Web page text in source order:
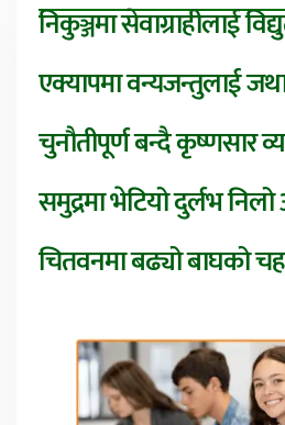
निकुञ्जमा सेवाग्राहीलाई
एक्यापमा वन्यजन्तुलाई
चुनौतीपूर्ण बन्दै कृष्णसार
समुद्रमा भेटियो दुर्लभ
चितवनमा बढ्यो बाघको